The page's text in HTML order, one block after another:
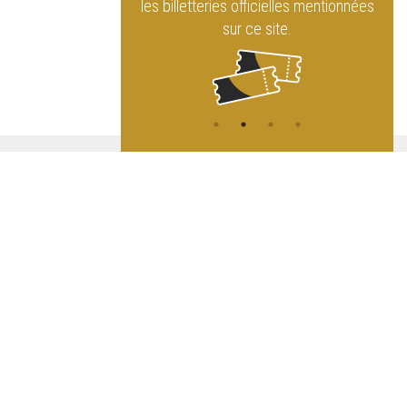
les billetteries officielles mentionnées
sur ce site.